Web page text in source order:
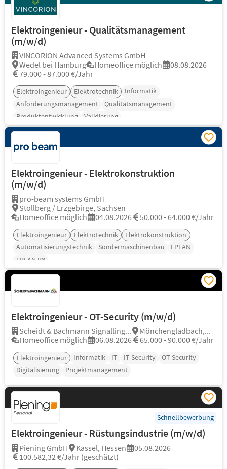
Elektroingenieur - Qualitätsmanagement
(m/w/d)
VINCORION Advanced Systems GmbH
Wedel bei Hamburg
Homeoffice möglich
08.08.2026
79.000 - 87.000 €/Jahr
Elektroingenieur Elektrotechnik
Informatik
Anforderungsmanagement
Qualitätsmanagement
Produktentwicklung
Validierung
Elektroingenieur - Elektrokonstruktion
(m/w/d)
pro-beam systems GmbH
Stollberg / Erzgebirge, Sachsen
Homeoffice möglich
04.08.2026 50.000 - 64.000 €/Jahr
Elektroingenieur Elektrotechnik
Elektrokonstruktion
Automatisierungstechnik
Sondermaschinenbau
EPLAN
EPLAN P8
Elektroingenieur - OT-Security (m/w/d)
Scheidt & Bachmann Signalling...
Mönchengladbach,...
Homeoffice möglich
06.08.2026 65.000 - 90.000 €/Jahr
Elektroingenieur Informatik IT IT-Security
OT-Security
Digitalisierung
Projektmanagement
Schnellbewerbung
Elektroingenieur - Rüstungsindustrie (m/w/d)
Piening GmbH Kassel, Hessen
05.08.2026
100.582,32 €/Jahr (geschätzt)